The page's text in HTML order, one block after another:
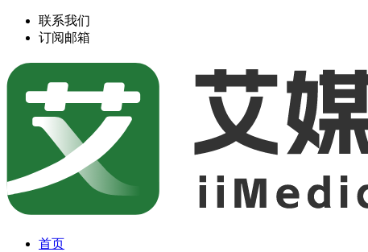
联系我们
订阅邮箱
首页